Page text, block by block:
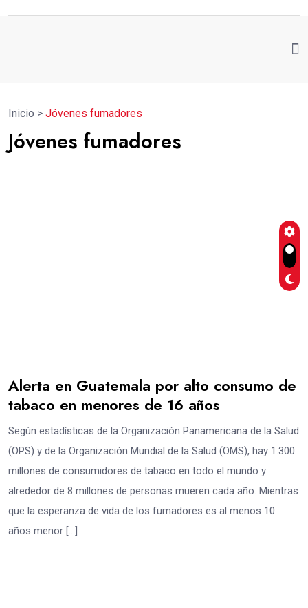
Inicio > Jóvenes fumadores
Jóvenes fumadores
Alerta en Guatemala por alto consumo de
tabaco en menores de 16 años
Según estadísticas de la Organización Panamericana de la Salud
(OPS) y de la Organización Mundial de la Salud (OMS), hay 1.300
millones de consumidores de tabaco en todo el mundo y
alrededor de 8 millones de personas mueren cada año. Mientras
que la esperanza de vida de los fumadores es al menos 10
años menor […]